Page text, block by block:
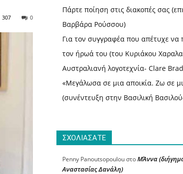
0
307
Πάρτε ποίηση στις διακοπές σας
Βαρβάρα Ρούσσου)
Για τον συγγραφέα που απέτυχε να
τον ήρωά του (του Κυριάκου
Αυστραλιανή λογοτεχνία- Clare
«Μεγάλωσα σε μια αποικία. Ζω σε
(συνέντευξη στην Βασιλική
ΣΧΟΛΙΑΣΑΤΕ
Penny PanoutsopoulouστοΜΆννα
Αναστασίας Δανάλη)